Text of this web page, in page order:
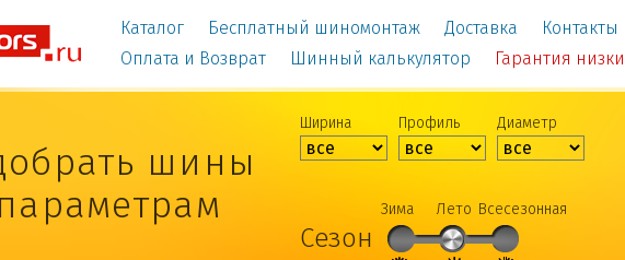
Каталог Бесплатный шиномонтаж Доставка
Контакты
Оплата и Возврат
Шинный калькулятор Гарантия
шины
Ширина Профиль Диаметр
Сезон
Зима Лето Всесезонная